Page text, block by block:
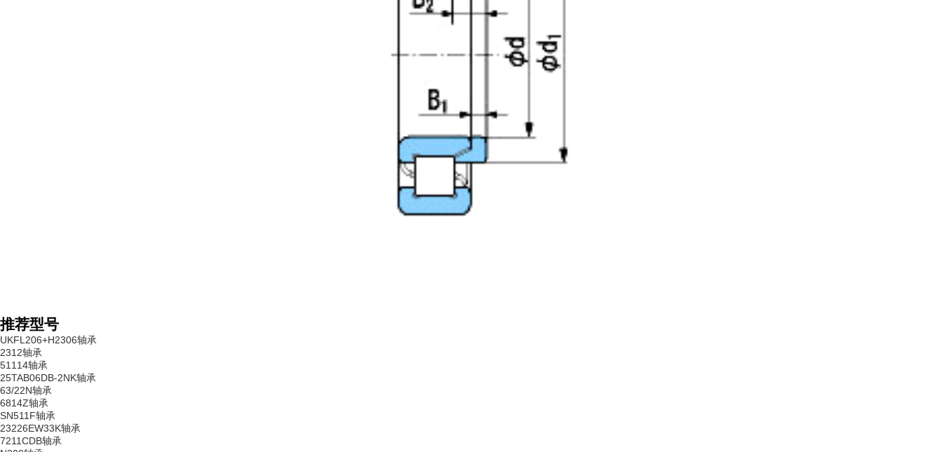
推荐型号
UKFL206+H2306轴承
2312轴承
51114轴承
25TAB06DB-2NK轴承
63/22N轴承
6814Z轴承
SN511F轴承
23226EW33K轴承
7211CDB轴承